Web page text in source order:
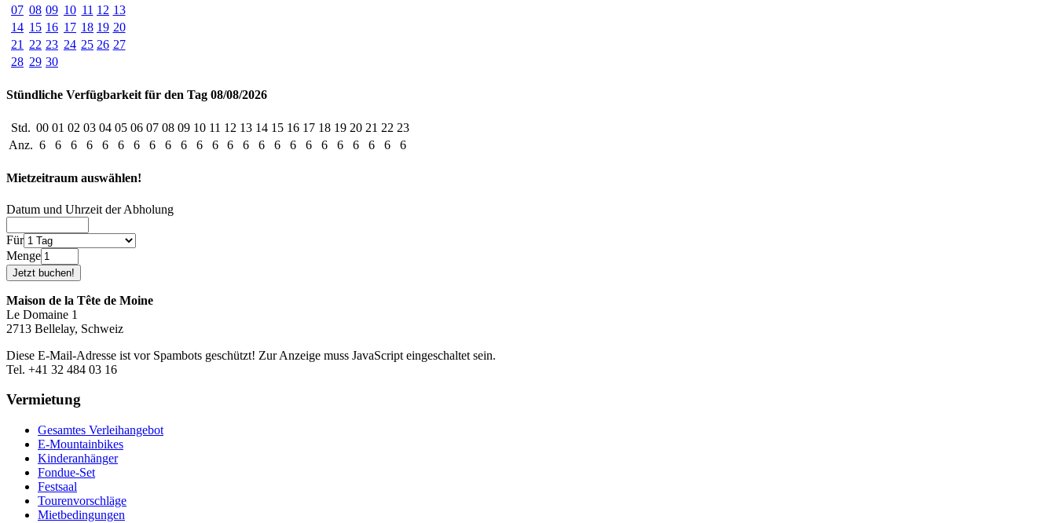
07 08 09 10 11 12 13
14 15 16 17 18 19 20
21
22 23 24 25 26 27
28 29 30
Stündliche Verfügbarkeit für den Tag 08/08/2026
Std. 00 01 02 03 04 05 06 07 08 09 10 11 12 13 14 15 16 17 18 19 20 21 22 23
Anz. 6 6 6 6 6 6 6 6 6 6 6 6 6 6 6 6 6 6 6 6 6 6 6 6
Mietzeitraum auswählen!
Datum und Uhrzeit der Abholung
Für
Menge
Maison de la Tête de Moine
Le Domaine 1
2713 Bellelay, Schweiz
Diese E-Mail-Adresse ist vor Spambots geschützt! Zur Anzeige muss JavaScript eingeschaltet sein.
Tel. +41 32 484 03 16
Vermietung
Gesamtes Verleihangebot
E-Mountainbikes
Kinderanhänger
Fondue-Set
Festsaal
Tourenvorschläge
Mietbedingungen